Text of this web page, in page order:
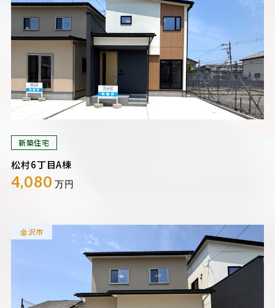
新築住宅
松村6丁目A棟
4,080 万円
金沢市